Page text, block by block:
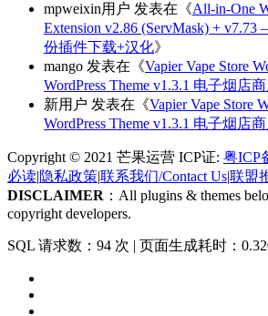
mpweixin用户 发表在《All-in-One
Extension v2.86 (ServMask) + v7.73
份插件下载+汉化》
mango 发表在《Vapier Vape Store
WordPress Theme v1.3.1 电子烟店
新用户 发表在《Vapier Vape Store
WordPress Theme v1.3.1 电子烟店
Copyright © 2021 芒果运营 ICP证: 粤ICP
必读|隐私政策|联系我们/Contact Us|联盟
DISCLAIMER ：All plugins & themes
copyright developers.
SQL 请求数：94 次 | 页面生成耗时：